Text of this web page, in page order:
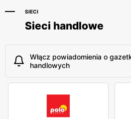
SIECI
Sieci handlowe
Włącz powiadomienia o
handlowych